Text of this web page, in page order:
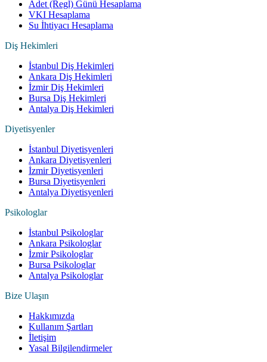
Adet (Regl) Günü Hesaplama
VKI Hesaplama
Su İhtiyacı Hesaplama
Diş Hekimleri
İstanbul Diş Hekimleri
Ankara Diş Hekimleri
İzmir Diş Hekimleri
Bursa Diş Hekimleri
Antalya Diş Hekimleri
Diyetisyenler
İstanbul Diyetisyenleri
Ankara Diyetisyenleri
İzmir Diyetisyenleri
Bursa Diyetisyenleri
Antalya Diyetisyenleri
Psikologlar
İstanbul Psikologlar
Ankara Psikologlar
İzmir Psikologlar
Bursa Psikologlar
Antalya Psikologlar
Bize Ulaşın
Hakkımızda
Kullanım Şartları
İletişim
Yasal Bilgilendirmeler